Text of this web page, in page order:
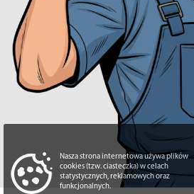
Nasza strona internetowa używa plików
cookies (tzw. ciasteczka) w celach
statystycznych, reklamowych oraz
funkcjonalnych.